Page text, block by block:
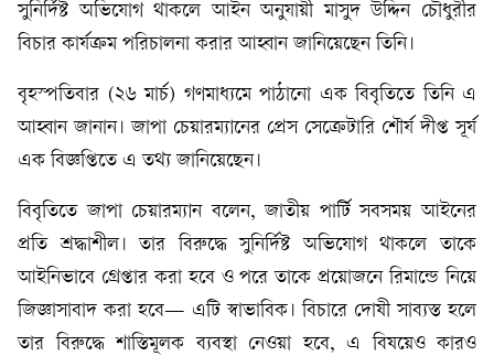
সুনির্দিষ্ট অভিযোগ থাকলে আইন অনুযায়ী মাসুদ উদ্দিন চৌধুরীর
বিচার কার্যক্রম পরিচালনা করার আহ্বান জানিয়েছেন তিনি।
বৃহস্পতিবার (২৬ মার্চ) গণমাধ্যমে পাঠানো এক বিবৃতিতে তিনি এ
আহ্বান জানান। জাপা চেয়ারম্যানের প্রেস সেক্রেটারি শৌর্য দীপ্ত সূর্য
এক বিজ্ঞপ্তিতে এ তথ্য জানিয়েছেন।
বিবৃতিতে জাপা চেয়ারম্যান বলেন, জাতীয় পার্টি সবসময় আইনের
প্রতি শ্রদ্ধাশীল। তার বিরুদ্ধে সুনির্দিষ্ট অভিযোগ থাকলে তাকে
আইনিভাবে গ্রেপ্তার করা হবে ও পরে তাকে প্রয়োজনে রিমান্ডে নিয়ে
জিজ্ঞাসাবাদ করা হবে— এটি স্বাভাবিক। বিচারে দোষী সাব্যস্ত হলে
তার বিরুদ্ধে শাস্তিমূলক ব্যবস্থা নেওয়া হবে, এ বিষয়েও কারও